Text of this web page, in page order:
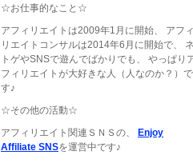
☆お仕事的なこと☆
アフィリエイトは2009年1月に開始、 アフィ
リエイトコンサルは2014年6月に開始で、 ネ
トゲやSNSで遊んでばかりでも、 やっぱり
フィリエイトが大好きな人（人なのか？）で
す♪
☆その他の活動☆
アフィリエイト関連ＳＮＳの、
Enjoy
Affiliate SNSを運営中です♪